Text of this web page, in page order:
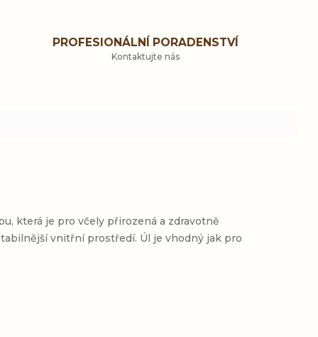
PROFESIONÁLNÍ PORADENSTVÍ
Kontaktujte nás
která je pro včely přirozená a zdravotně
vnitřní prostředí. Úl je vhodný jak pro